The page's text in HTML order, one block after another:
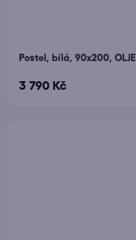
Postel, bílá, 90x200, OLJE
3 790 Kč